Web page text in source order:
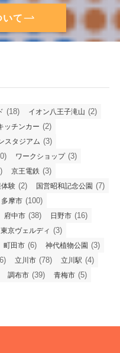
いて
(18) イオン八王子滝山 (2)
ッチンカー (2)
スタジアム (3)
ワークショップ(3)
京王電鉄 (3)
験 (2) 国営昭和記念公園 (7)
多摩市 (100)
府中市 (38) 日野市 (16)
東京ヴェルディ (3)
町田市 (6) 神代植物公園 (3)
立川市 (78) 立川駅 (4)
調布市 (39) 青梅市 (5)